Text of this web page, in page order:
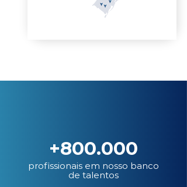
+800.000
profissionais em nosso banco
de talentos